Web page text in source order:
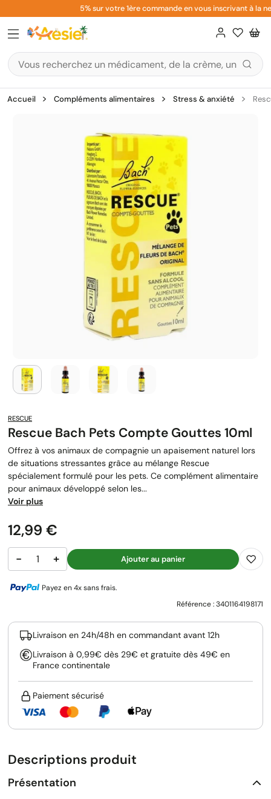
au
contenu
5% sur votre 1ère commande en vous inscrivant à la
Accueil Compléments alimentaires Stress & anxiété
RESCUE
Rescue Bach Pets Compte Gouttes 10ml
Offrez à vos animaux de compagnie un apaisement naturel lors
de situations stressantes grâce au mélange Rescue
spécialement formulé pour les pets. Ce complément alimentaire
pour animaux développé selon les...
Voir plus
Prix
12,99 €
− + Ajouter au panier
Payez en 4x sans frais.
Référence :3401164198171
Livraison en 24h/48h en commandant avant 12h
Livraison à 0,99€ dès 29€ et gratuite dès 49€ en
France continentale
Paiement sécurisé
Descriptions produit
Présentation